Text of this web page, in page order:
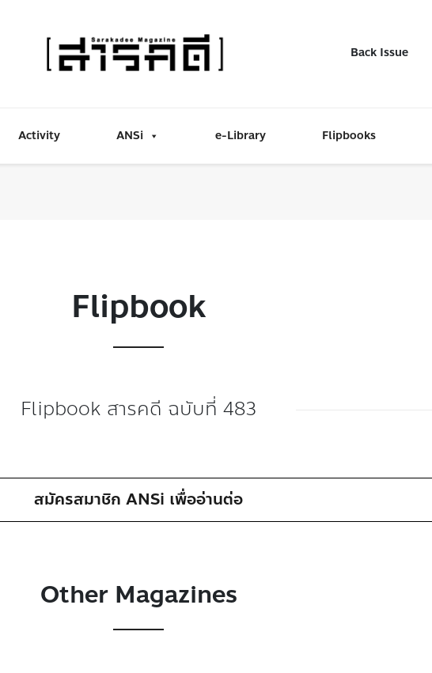
Back Issue
Activity ANSi e-Library Flipbooks
Flipbook
Flipbook สารคดี ฉบับที่ 483
สมัครสมาชิก ANSi เพื่ออ่านต่อ
Other Magazines